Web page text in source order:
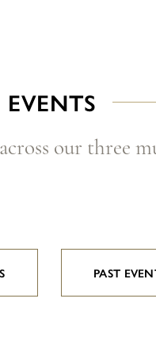
EVENTS
our three
PAST